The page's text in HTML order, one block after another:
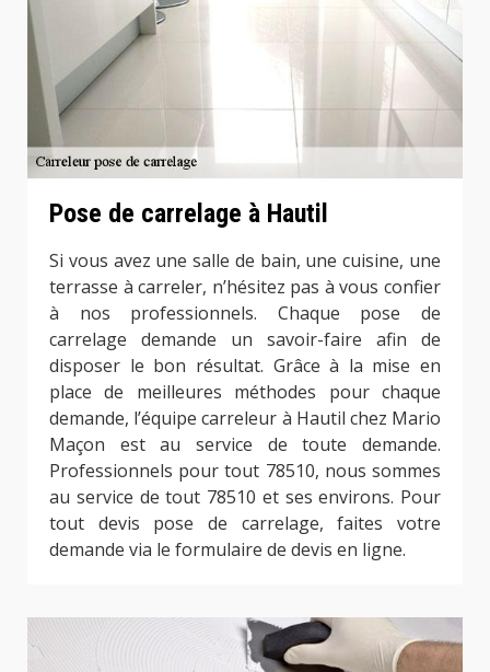
Pose de carrelage à Hautil
Si vous avez une salle de bain, une cuisine, une
terrasse à carreler, n’hésitez pas à vous confier
à nos professionnels. Chaque pose de
carrelage demande un savoir-faire afin de
disposer le bon résultat. Grâce à la mise en
place de meilleures méthodes pour chaque
demande, l’équipe carreleur à Hautil chez Mario
Maçon est au service de toute demande.
Professionnels pour tout 78510, nous sommes
au service de tout 78510 et ses environs. Pour
tout devis pose de carrelage, faites votre
demande via le formulaire de devis en ligne.